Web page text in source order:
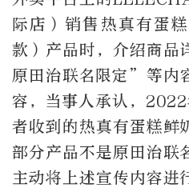
际店）销售热真有蛋
款）产品时，介绍商
原田治联名限定”等内
容，当事人承认，
者收到的热真有蛋糕鲜
部分产品不是原田治联
主动将上述宣传内容进